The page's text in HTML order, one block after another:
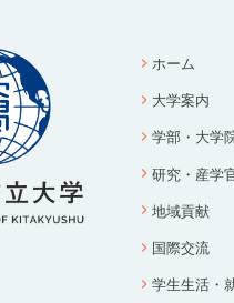
ホーム
大学案内
学部・大学
研究・産学
地域貢献
国際交流
学生生活・